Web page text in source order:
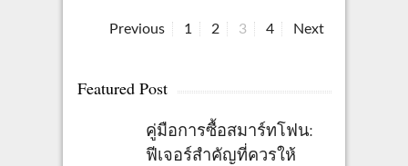
s
Previous
P
e
1
P
e
2
P
e
3
P
e
4 Next
Featured Post
คู่มือการซื้อสมาร์ทโฟน:
ฟีเจอร์สำคัญที่ควรให้